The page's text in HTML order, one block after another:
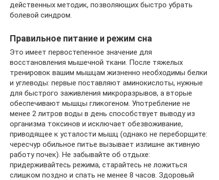
действенных методик, позволяющих быстро убрать
болевой синдром.
Правильное питание и режим сна
Это имеет первостепенное значение для
восстановления мышечной ткани. После тяжелых
тренировок вашим мышцам жизненно необходимы белки
и углеводы: первые поставляют аминокислоты, нужные
для быстрого заживления микроразрывов, а вторые
обеспечивают мышцы гликогеном. Употребление не
менее 2 литров воды в день способствует выводу из
организма токсинов и исключает обезвоживание,
приводящее к усталости мышц (однако не переборщите:
чересчур обильное питье вызывает излишне активную
работу почек). Не забывайте об отдыхе:
придерживайтесь режима, старайтесь не ложиться
слишком поздно и спать не менее 8 часов. Здоровый